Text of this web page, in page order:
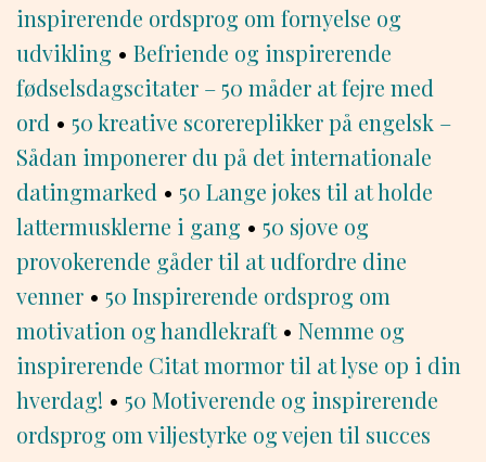
inspirerende ordsprog om fornyelse og
udvikling • Befriende og inspirerende
fødselsdagscitater – 50 måder at fejre med
ord • 50 kreative scorereplikker på engelsk –
Sådan imponerer du på det internationale
datingmarked • 50 Lange jokes til at holde
lattermusklerne i gang • 50 sjove og
provokerende gåder til at udfordre dine
venner • 50 Inspirerende ordsprog om
motivation og handlekraft• Nemme og
inspirerende Citat mormor til at lyse op i din
hverdag! • 50 Motiverende og inspirerende
ordsprog om viljestyrke og vejen til succes